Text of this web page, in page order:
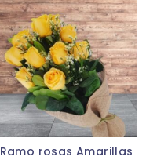
Ramo rosas Amarillas